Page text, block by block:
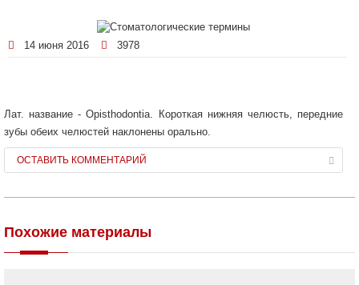
14 июня 2016 3978
Лат. название - Opisthodontia. Короткая нижняя челюсть, передние
зубы обеих челюстей наклонены орально.
ОСТАВИТЬ КОММЕНТАРИЙ
Похожие материалы